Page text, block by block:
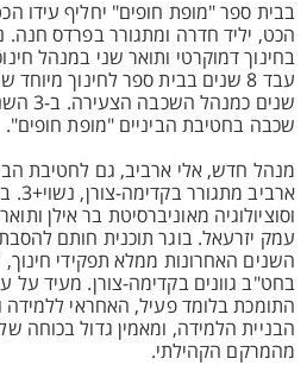
בבית ספר "מופת חופים" יחליף עידו
בחינוך דמוקרטי ותואר שני במנהל
שנים
שכבה בחטיבת הביניים "מופת חופים".
מנהל חדש, אלי ארביב, גם לחטיבת
וסוציולוגיה מאוניברסיטת בר אילן
עמק יזרעאל. בוגר תוכנית חותם
השנים האחרונות ממלא תפקידי חינוך,
בחט"ב גוונים בקדימה-צורן. מעיד על
התומכת בלומד פעיל, האחראי ללמידה
הבניית הלמידה, ומאמין גדול בכוחה
מהמרקם הקהילתי.